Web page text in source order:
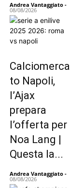
Andrea Vantaggiato -
08/08/2026
Calciomerca
to Napoli,
l’Ajax
prepara
l’offerta per
Noa Lang |
Questa la...
Andrea Vantaggiato -
08/08/2026